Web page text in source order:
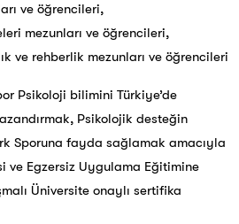
ve öğrencileri,
mezunları ve öğrencileri,
ve rehberlik mezunları ve öğrencileri
Psikoloji bilimini Türkiye’de
Psikolojik desteğin
Sporuna fayda sağlamak amacıyla
ve Egzersiz Uygulama Eğitimine
Üniversite onaylı sertifika